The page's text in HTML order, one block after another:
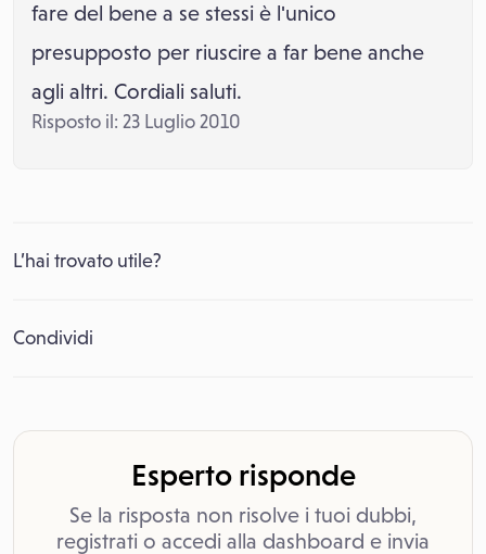
fare del bene a se stessi è l'unico
presupposto per riuscire a far bene anche
agli altri. Cordiali saluti.
Risposto il: 23 Luglio 2010
L’hai trovato utile?
Condividi
Esperto risponde
Se la risposta non risolve i tuoi dubbi,
registrati o accedi alla dashboard e invia